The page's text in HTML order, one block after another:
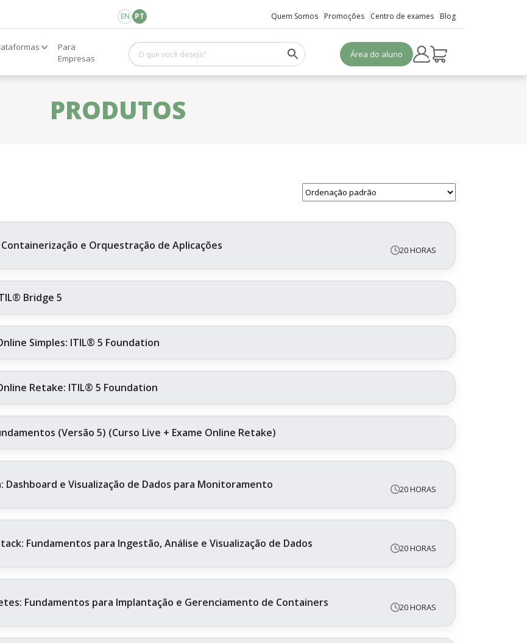
EN PT
Área do aluno
Quem Somos Promoções Centro de exames Blog
Para
Empresas
PRODUTOS
e Orquestração de Aplicações 20 HORAS
Bridge 5
Simples: ITIL® 5 Foundation
Retake: ITIL® 5 Foundation
(Versão 5) (Curso Live + Exame Online Retake)
Dashboard e Visualização de Dados para Monitoramento 20 HORAS
Fundamentos para Ingestão, Análise e Visualização de Dados 20 HORAS
Fundamentos para Implantação e Gerenciamento de Containers 20 HORAS